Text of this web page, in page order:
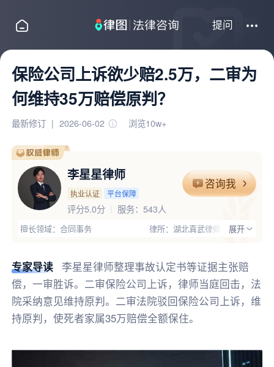
提问
保险公司上诉欲少赔2.5万，二审为
何维持35万赔偿原判？
最新修订 | 2026-06-02 浏览10w+
李星星律师
执业认证 平台保障
咨询我
评分5.0分 服务： 543人
擅长领域：合同事务
律所：湖北真武律师事务所
展开
专家导读
李星星律师整理事故认定书等证据主张赔
偿，一审胜诉。二审保险公司上诉，律师当庭回击，法
院采纳意见维持原判。二审法院驳回保险公司上诉，维
持原判，使死者家属35万赔偿全额保住。